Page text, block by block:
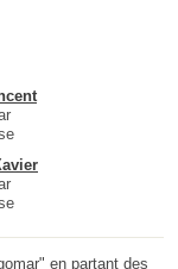
en partant des